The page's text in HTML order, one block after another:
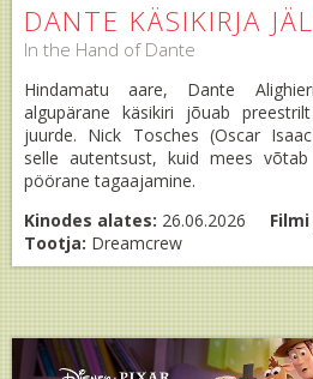
DANTE KÄSIKIRJA
In the Hand of Dante
Hindamatu aare, Dante
algupärane käsikiri jõuab
juurde. Nick Tosches (Oscar
selle autentsust, kuid mees
pöörane tagaajamine.
Kinodes alates: 26.06.2026
Tootja: Dreamcrew